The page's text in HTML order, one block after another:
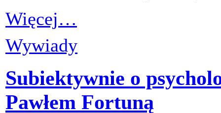
Więcej…
Wywiady
Subiektywnie o
Pawłem Fortuną